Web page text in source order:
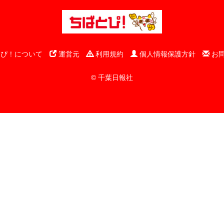
！について 運営元 利用規約 個人情報保護方針 お
© 千葉日報社